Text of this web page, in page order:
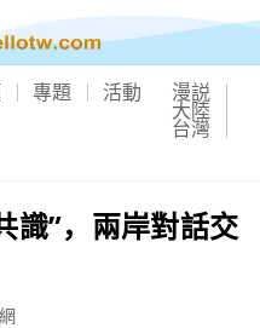
專題 活動 漫説
大陸
台灣
識”，兩岸對話交